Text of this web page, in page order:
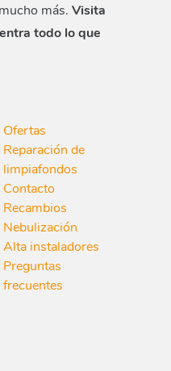
más. Visita
todo lo que
Ofertas
Reparación de
limpiafondos
Contacto
Recambios
Nebulización
Alta instaladores
Preguntas
frecuentes